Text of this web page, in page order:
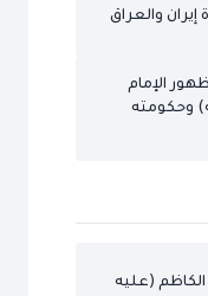
والعراق
الإمام
وحكومته
الكاظم (عليه